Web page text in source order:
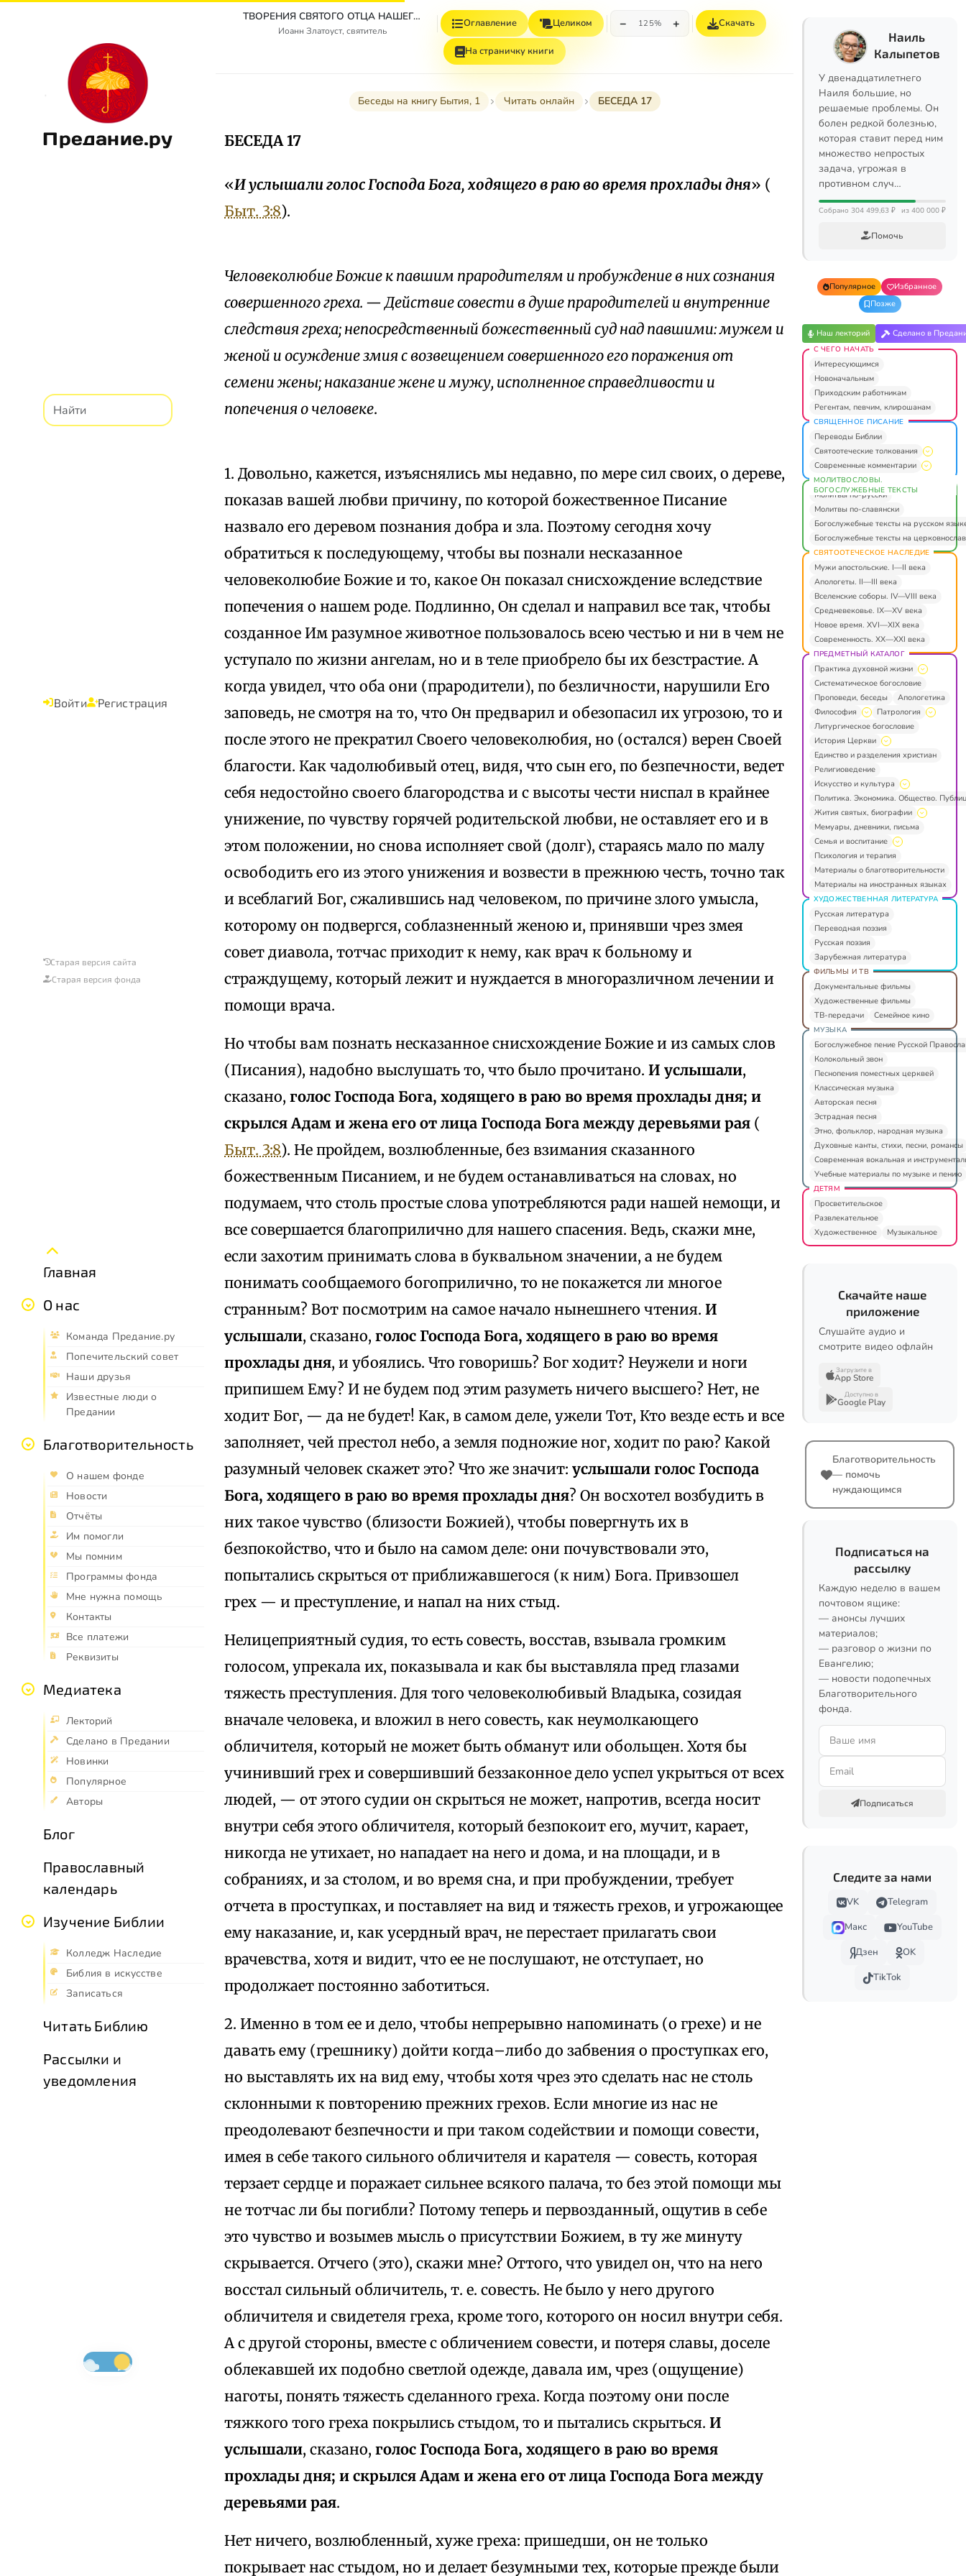
Предание.ру
Войти Регистрация
Старая версия сайта
Старая версия фонда
Главная
О нас
Команда Предание.ру
Попечительский совет
Наши друзья
Известные люди о
Предании
Благотворительность
О нашем фонде
Новости
Отчёты
Им помогли
Мы помним
Программы фонда
Мне нужна помощь
Контакты
Все платежи
Реквизиты
Медиатека
Лекторий
Сделано в Предании
Новинки
Популярное
Авторы
Блог
Православный
календарь
Изучение Библии
Колледж Наследие
Библия в искусстве
Записаться
Читать Библию
Рассылки и
уведомления
ТВОРЕНИЯ СВЯТОГО ОТЦА НАШЕГО ИОАННА ЗЛАТОУСТА АРХИЕПИСКОПА КОНСТАНТИНОПОЛЬСКОГО. БЕСЕДЫ НА КНИГУ БЫТИЯ. ТОМ ЧЕТВЕРТЫЙ. КНИГА ПЕРВАЯ.
Иоанн Златоуст, святитель
Оглавление Целиком − 125% + Скачать
На страничку книги
Беседы на книгу Бытия, 1 Читать онлайн БЕСЕДА 17
БЕСЕДА 17
«И услышали голос Господа Бога, ходящего в раю во время прохлады дня» (
Быт. 3:8).
Человеколюбие Божие к павшим прародителям и пробуждение в них сознания
совершенного греха. — Действие совести в душе прародителей и внутренние
следствия греха; непосредственный божественный суд над павшими: мужем и
женой и осуждение змия с возвещением совершенного его поражения от
семени жены; наказание жене и мужу, исполненное справедливости и
попечения о человеке.
1. Довольно, кажется, изъяснялись мы недавно, по мере сил своих, о дереве,
показав вашей любви причину, по которой божественное Писание
назвало его деревом познания добра и зла. Поэтому сегодня хочу
обратиться к последующему, чтобы вы познали несказанное
человеколюбие Божие и то, какое Он показал снисхождение вследствие
попечения о нашем роде. Подлинно, Он сделал и направил все так, чтобы
созданное Им разумное животное пользовалось всею честью и ни в чем не
уступало по жизни ангелам, но и в теле приобрело бы их безстрастие. А
когда увидел, что оба они (прародители), по безличности, нарушили Его
заповедь, не смотря на то, что Он предварил и обезопасил их угрозою, то и
после этого не прекратил Своего человеколюбия, но (остался) верен Своей
благости. Как чадолюбивый отец, видя, что сын его, по безпечности, ведет
себя недостойно своего благородства и с высоты чести ниспал в крайнее
унижение, по чувству горячей родительской любви, не оставляет его и в
этом положении, но снова исполняет свой (долг), стараясь мало по малу
освободить его из этого унижения и возвести в прежнюю честь, точно так
и всеблагий Бог, сжалившись над человеком, по причине злого умысла,
которому он подвергся, соблазненный женою и, принявши чрез змея
совет диавола, тотчас приходит к нему, как врач к больному и
страждущему, который лежит и нуждается в многоразличном лечении и
помощи врача.
Но чтобы вам познать несказанное снисхождение Божие и из самых слов
(Писания), надобно выслушать то, что было прочитано. И услышали,
сказано, голос Господа Бога, ходящего в раю во время прохлады дня; и
скрылся Адам и жена его от лица Господа Бога между деревьями рая (
Быт. 3:8). Не пройдем, возлюбленные, без взимания сказанного
божественным Писанием, и не будем останавливаться на словах, но
подумаем, что столь простые слова употребляются ради нашей немощи, и
все совершается благоприлично для нашего спасения. Ведь, скажи мне,
если захотим принимать слова в буквальном значении, а не будем
понимать сообщаемого богоприлично, то не покажется ли многое
странным? Вот посмотрим на самое начало нынешнего чтения. И
услышали, сказано, голос Господа Бога, ходящего в раю во время
прохлады дня, и убоялись. Что говоришь? Бог ходит? Неужели и ноги
припишем Ему? И не будем под этим разуметь ничего высшего? Нет, не
ходит Бог, — да не будет! Как, в самом деле, ужели Тот, Кто везде есть и все
заполняет, чей престол небо, а земля подножие ног, ходит по раю? Какой
разумный человек скажет это? Что же значит: услышали голос Господа
Бога, ходящего в раю во время прохлады дня? Он восхотел возбудить в
них такое чувство (близости Божией), чтобы повергнуть их в
безпокойство, что и было на самом деле: они почувствовали это,
попытались скрыться от приближавшегося (к ним) Бога. Привзошел
грех — и преступление, и напал на них стыд.
Нелицеприятный судия, то есть совесть, восстав, взывала громким
голосом, упрекала их, показывала и как бы выставляла пред глазами
тяжесть преступления. Для того человеколюбивый Владыка, созидая
вначале человека, и вложил в него совесть, как неумолкающего
обличителя, который не может быть обманут или обольщен. Хотя бы
учинивший грех и совершивший беззаконное дело успел укрыться от всех
людей, — от этого судии он скрыться не может, напротив, всегда носит
внутри себя этого обличителя, который безпокоит его, мучит, карает,
никогда не утихает, но нападает на него и дома, и на площади, и в
собраниях, и за столом, и во время сна, и при пробуждении, требует
отчета в проступках, и поставляет на вид и тяжесть грехов, и угрожающее
ему наказание, и, как усердный врач, не перестает прилагать свои
врачевства, хотя и видит, что ее не послушают, не отступает, но
продолжает постоянно заботиться.
2. Именно в том ее и дело, чтобы непрерывно напоминать (о грехе) и не
давать ему (грешнику) дойти когда–либо до забвения о проступках его,
но выставлять их на вид ему, чтобы хотя чрез это сделать нас не столь
склонными к повторению прежних грехов. Если многие из нас не
преодолевают безпечности и при таком содействии и помощи совести,
имея в себе такого сильного обличителя и карателя — совесть, которая
терзает сердце и поражает сильнее всякого палача, то без этой помощи мы
не тотчас ли бы погибли? Потому теперь и первозданный, ощутив в себе
это чувство и возымев мысль о присутствии Божием, в ту же минуту
скрывается. Отчего (это), скажи мне? Оттого, что увидел он, что на него
восстал сильный обличитель, т. е. совесть. Не было у него другого
обличителя и свидетеля греха, кроме того, которого он носил внутри себя.
А с другой стороны, вместе с обличением совести, и потеря славы, доселе
облекавшей их подобно светлой одежде, давала им, чрез (ощущение)
наготы, понять тяжесть сделанного греха. Когда поэтому они после
тяжкого того греха покрылись стыдом, то и пытались скрыться. И
услышали, сказано, голос Господа Бога, ходящего в раю во время
прохлады дня; и скрылся Адам и жена его от лица Господа Бога между
деревьями рая.
Нет ничего, возлюбленный, хуже греха: пришедши, он не только
покрывает нас стыдом, но и делает безумными тех, которые прежде были
Наиль
Калыпетов
У двенадцатилетнего
Наиля большие, но
решаемые проблемы. Он
болен редкой болезнью,
которая ставит перед ним
множество непростых
задача, угрожая в
противном случ…
Собрано 304 499,63 ₽ из 400 000 ₽
Помочь
Популярное
Избранное
Позже
Наш лекторий Сделано в
С ЧЕГО НАЧАТЬ
Интересующимся
Новоначальным
Приходским работникам
Регентам, певчим, клирошанам
СВЯЩЕННОЕ ПИСАНИЕ
Переводы Библии
Святоотеческие толкования
Современные комментарии
МОЛИТВОСЛОВЫ.
БОГОСЛУЖЕБНЫЕ ТЕКСТЫ
Молитвы по-русски
Молитвы по-славянски
Богослужебные тексты на русском
Богослужебные тексты на
СВЯТООТЕЧЕСКОЕ НАСЛЕДИЕ
Мужи апостольские. I—II века
Апологеты. II—III века
Вселенские соборы. IV—VIII века
Средневековье. IX—XV века
Новое время. XVI—XIX века
Современность. XX—XXI века
ПРЕДМЕТНЫЙ КАТАЛОГ
Практика духовной жизни
Систематическое богословие
Проповеди, беседы
Апологетика
Философия
Патрология
Литургическое богословие
История Церкви
Единство и разделения христиан
Религиоведение
Искусство и культура
Политика. Экономика. Общество.
Жития святых, биографии
Мемуары, дневники, письма
Семья и воспитание
Психология и терапия
Материалы о благотворительности
Материалы на иностранных языках
ХУДОЖЕСТВЕННАЯ ЛИТЕРАТУРА
Русская литература
Переводная поэзия
Русская поэзия
Зарубежная литература
ФИЛЬМЫ И ТВ
Документальные фильмы
Художественные фильмы
ТВ-передачи
Семейное кино
МУЗЫКА
Богослужебное пение Русской
Колокольный звон
Песнопения поместных церквей
Классическая музыка
Авторская песня
Эстрадная песня
Этно, фольклор, народная музыка
Духовные канты, стихи, песни, романсы
Современная вокальная и
Учебные материалы по музыке и пению
ДЕТЯМ
Просветительское
Развлекательное
Художественное
Музыкальное
Скачайте наше
приложение
Слушайте аудио и
смотрите видео офлайн
Загрузите в
App Store
Доступно в
Google Play
Благотворительность
— помочь
нуждающимся
Подписаться на
рассылку
Каждую неделю в вашем
почтовом ящике:
— анонсы лучших
материалов;
— разговор о жизни по
Евангелию;
— новости подопечных
Благотворительного
фонда.
Подписаться
Следите за нами
VK
Telegram
Макс
YouTube
Дзен
OK
TikTok